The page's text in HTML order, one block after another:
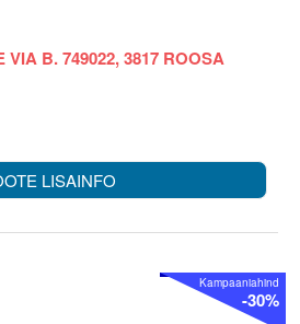
B. 749022, 3817 ROOSA
LISAINFO
Kampaaniahind
-30%